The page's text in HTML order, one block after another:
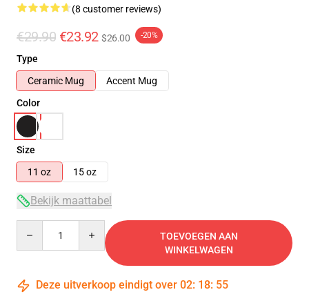
(8 customer reviews)
€29.90 €23.92 $26.00 -20%
Type
Ceramic Mug
Accent Mug
Color
Size
11 oz
15 oz
Bekijk maattabel
TOEVOEGEN AAN
WINKELWAGEN
Deze uitverkoop eindigt over 02: 18: 54